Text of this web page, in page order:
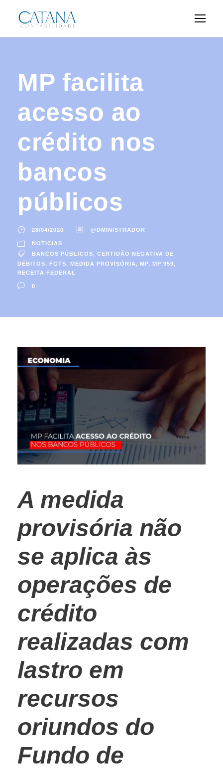
MP facilita
acesso ao
crédito nos
bancos
públicos
28/04/2020 @DMINISTRADOR
NOTICIAS
BANCOS PÚBLICOS, CERTIDÃO NEGATIVA DE
DÉBITOS, FGTS, MEDIDA PROVISÓRIA , MP, MP 959,
RECEITA FEDERAL
0
A medida
provisória não
se aplica às
operações de
crédito
realizadas com
lastro em
recursos
oriundos do
Fundo de